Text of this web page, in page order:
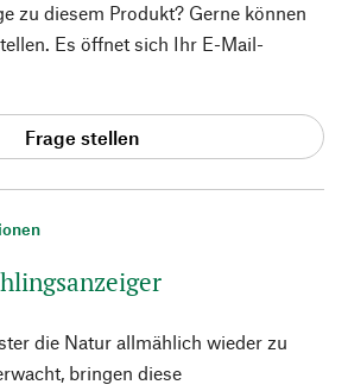
die Natur allmählich wieder zu
bringen diese
zu diesem Produkt? Gerne können
Es öffnet sich Ihr E-Mail-
Frage stellen